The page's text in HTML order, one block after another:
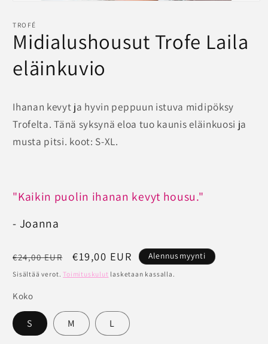
1
ikkunassa
TROFÉ
Midialushousut Trofe Laila
eläinkuvio
Ihanan kevyt ja hyvin peppuun istuva midipöksy
Trofelta. Tänä syksynä eloa tuo kaunis eläinkuosi ja
musta pitsi. koot: S-XL.
"Kaikin puolin ihanan kevyt housu."
- Joanna
Normaalihinta
€24,00 EUR Alennushinta
€19,00 EUR Alennusmyynti
Sisältää verot.Toimituskulut lasketaan kassalla.
Koko
S M L